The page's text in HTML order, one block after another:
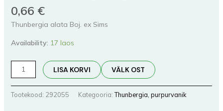
0,66 €
Thunbergia alata Boj. ex Sims
Availability: 17 laos
LISA KORVI VÄLK OST
Tootekood: 292055 Kategooria:Thunbergia, purpurvanik